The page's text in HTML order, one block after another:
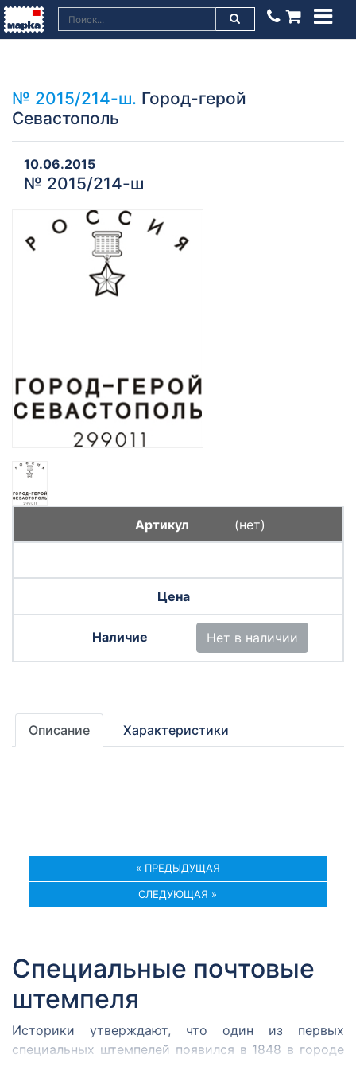
№ 2015/214-ш. Город-герой
Севастополь
10.06.2015
№ 2015/214-ш
(нет)
Нет в наличии
Описание Характеристики
« ПРЕДЫДУЩАЯ
СЛЕДУЮЩАЯ »
Специальные почтовые
штемпеля
Историки утверждают, что один из первых
специальных штемпелей появился в 1848 в городе